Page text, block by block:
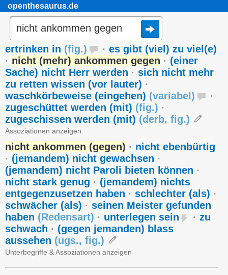
openthesaurus.de
ertrinken in (fig.) · es gibt (viel) zu viel(e)
· nicht (mehr) ankommen gegen · (einer
Sache) nicht Herr werden · sich nicht mehr
zu retten wissen (vor lauter) ·
waschkörbeweise (eingehen) (variabel )
·
zugeschüttet werden (mit) (fig.) ·
zugeschissen werden (mit) (derb, fig.)
Assoziationen anzeigen
nicht ankommen (gegen) · nicht ebenbürtig
· (jemandem) nicht gewachsen ·
(jemandem) nicht Paroli bieten können ·
nicht stark genug · (jemandem) nichts
entgegenzusetzen haben · schlechter (als) ·
schwächer (als) · seinen Meister gefunden
haben (Redensart) · unterlegen sein · zu
schwach · (gegen jemanden) blass
aussehen (ugs., fig.)
Unterbegriffe & Assoziationen anzeigen